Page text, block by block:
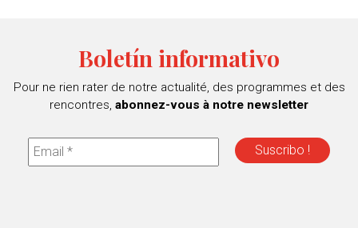
Boletín informativo
Pour ne rien rater de notre actualité, des programmes et des
rencontres, abonnez-vous à notre newsletter